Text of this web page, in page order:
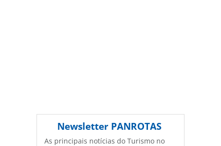
Newsletter PANROTAS
As principais notícias do Turismo no